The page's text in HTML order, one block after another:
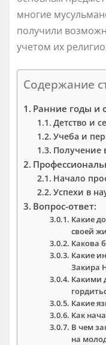
многие
получили
учетом их
Содержание
Ранние годы и
Детство и
Учеба и
Получение
Начало
Успехи в
Вопрос-ответ:
Какие
своей
Какова
Какие
Закира
Какими
Какие
Как
В чем
на